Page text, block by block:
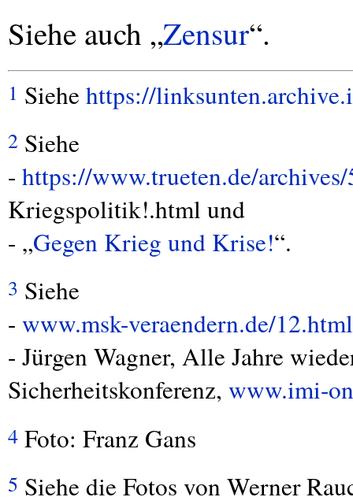
Siehe auch „Zensur“.
1 Siehe https://
2 Siehe
- https://www.trueten.de/
Kriegspolitik!.html und
- „Gegen Krieg und Krise!“.
3 Siehe
- www.msk-veraendern.de/12.html
- Jürgen Wagner, Alle Jahre
Sicherheitskonferenz, www.imi-
4 Foto: Franz Gans
5 Siehe die Fotos von Werner